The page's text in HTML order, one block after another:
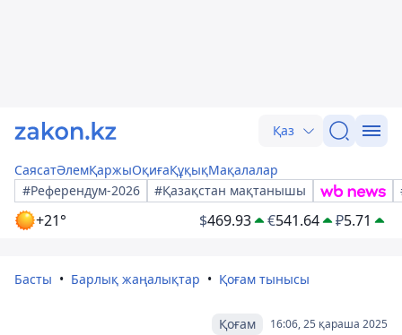
Қаз
СаясатӘлемҚаржыОқиғаҚұқықМақалалар
#Референдум-2026
#Қазақстан мақтанышы
+21° $469.93 €541.64 ₽5.71
Басты Барлық жаңалықтар Қоғам тынысы
16:06, 25 қараша 2025
Қоғам